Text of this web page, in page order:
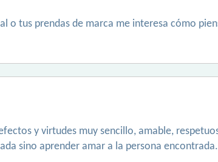
o tus prendas de marca me interesa cómo
y virtudes muy sencillo, amable,
sino aprender amar a la persona encontrada.